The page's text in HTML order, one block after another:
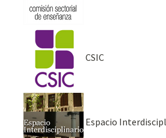
CSIC
Espacio